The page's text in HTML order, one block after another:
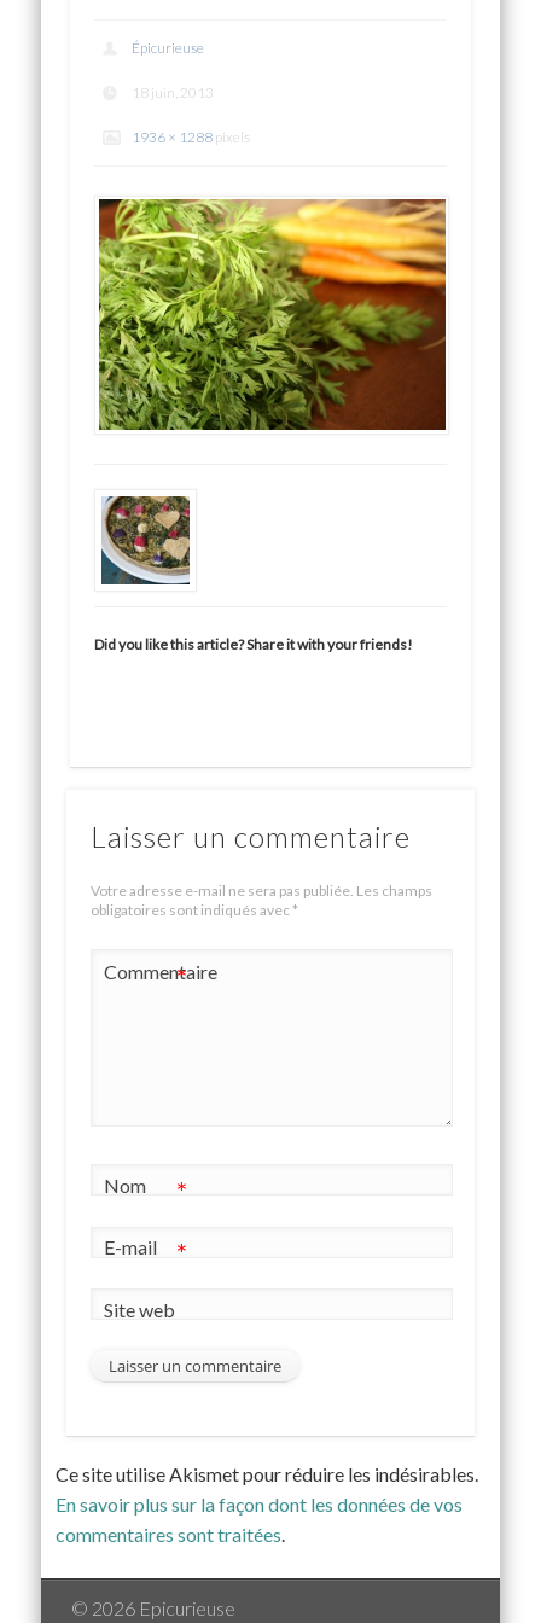
Épicurieuse
18 juin, 2013
1936 × 1288 pixels
Did you like this article? Share it with your friends!
Laisser un commentaire
Votre adresse e-mail ne sera pas publiée. Les champs
obligatoires sont indiqués avec*
Commentaire
*
Nom *
E-mail *
Site web
Ce site utilise Akismet pour réduire les indésirables.
En savoir plus sur la façon dont les données de vos
commentaires sont traitées.
© 2026 Epicurieuse